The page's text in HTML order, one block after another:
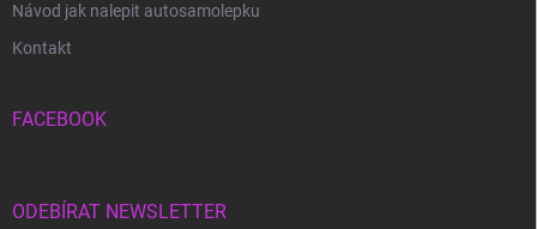
Návod jak nalepit autosamolepku
Kontakt
FACEBOOK
ODEBÍRAT NEWSLETTER